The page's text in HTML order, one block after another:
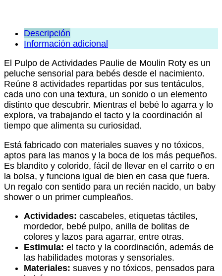
Descripción
Información adicional
El Pulpo de Actividades Paulie de Moulin Roty es un
peluche sensorial para bebés desde el nacimiento.
Reúne 8 actividades repartidas por sus tentáculos,
cada uno con una textura, un sonido o un elemento
distinto que descubrir. Mientras el bebé lo agarra y lo
explora, va trabajando el tacto y la coordinación al
tiempo que alimenta su curiosidad.
Está fabricado con materiales suaves y no tóxicos,
aptos para las manos y la boca de los más pequeños.
Es blandito y colorido, fácil de llevar en el carrito o en
la bolsa, y funciona igual de bien en casa que fuera.
Un regalo con sentido para un recién nacido, un baby
shower o un primer cumpleaños.
Actividades: cascabeles, etiquetas táctiles,
mordedor, bebé pulpo, anilla de bolitas de
colores y lazos para agarrar, entre otras.
Estimula: el tacto y la coordinación, además de
las habilidades motoras y sensoriales.
Materiales: suaves y no tóxicos, pensados para